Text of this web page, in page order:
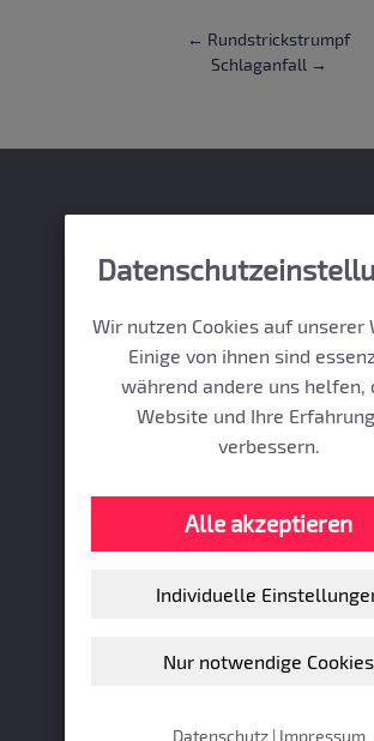
← Rundstrickstrumpf
Schlaganfall →
Gefässzentrum
Promenadeplatz 8 | 80333
+49 (0)89 21 26 90 90+49 (0)89 21
E:
Öffnungszeiten
8:00 – 18:00 Uhr
Und nach telefonischer
Wir nutzen Cookies auf unserer
Einige von ihnen sind
während andere uns helfen,
Website und Ihre
verbessern.
Alle akzeptieren
Individuelle
Nur notwendige Cookies
Datenschutz | Impressum